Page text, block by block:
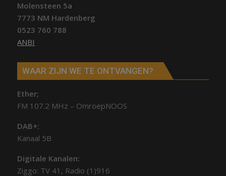
Molensteen 5a
7773 NM Hardenberg
0523 760 788
ANBI
WAAR ZIJN WE TE ONTVANGEN?
Ether;
FM 107.2 MHz – OmroepNOOS
DAB+:
Kanaal 5B
Digitale Kanalen:
Ziggo: TV 41, Radio (1)916